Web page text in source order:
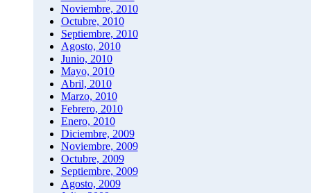
Noviembre, 2010
Octubre, 2010
Septiembre, 2010
Agosto, 2010
Junio, 2010
Mayo, 2010
Abril, 2010
Marzo, 2010
Febrero, 2010
Enero, 2010
Diciembre, 2009
Noviembre, 2009
Octubre, 2009
Septiembre, 2009
Agosto, 2009